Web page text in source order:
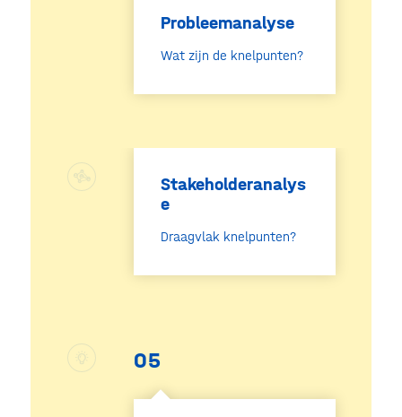
Probleemanalyse
Wat zijn de knelpunten?
Stakeholderanalys
e
Draagvlak knelpunten?
05